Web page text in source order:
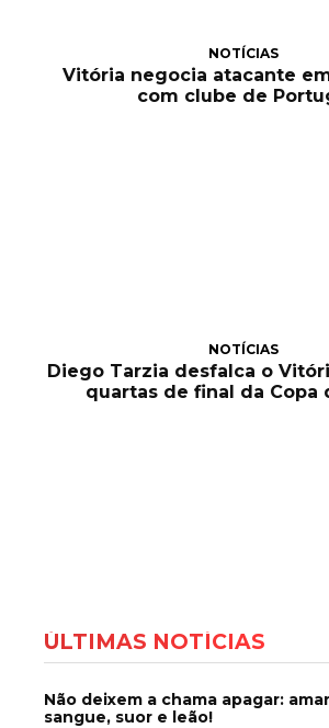
NOTÍCIAS
Vitória negocia atacante
com clube de
NOTÍCIAS
Diego Tarzia desfalca o
quartas de final da Copa
ÚLTIMAS NOTÍCIAS
Não deixem a chama apagar:
sangue, suor e leão!